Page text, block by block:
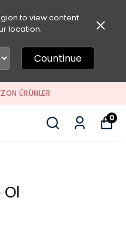
to view content
location.
Countinue
0
Ol